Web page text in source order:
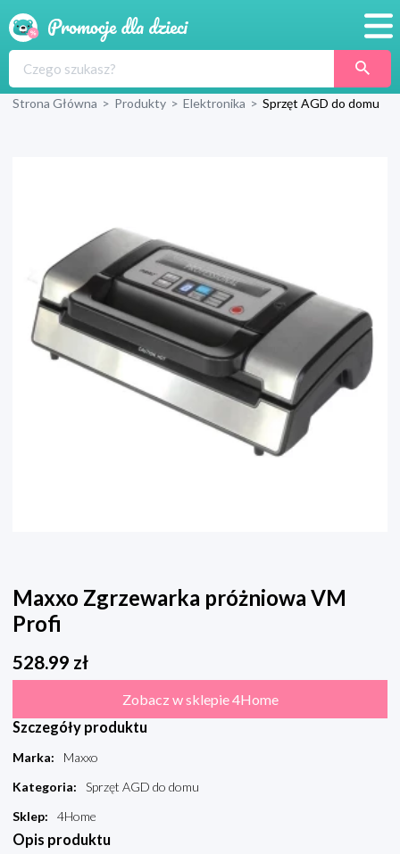
Produkty
Wyprawka
Strona Główna > Produkty > Elektronika > Sprzęt AGD do domu
Maxxo Zgrzewarka próżniowa VM
Profi
528.99 zł
Zobacz w sklepie 4Home
Szczegóły produktu
Marka:
Maxxo
Kategoria:
Sprzęt AGD do domu
Sklep: 4Home
Opis produktu